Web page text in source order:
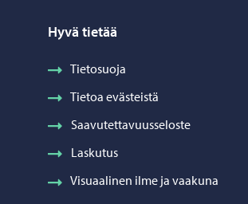
Hyvä tietää
Tietosuoja
Tietoa evästeistä
Saavutettavuusseloste
Laskutus
Visuaalinen ilme ja vaakuna